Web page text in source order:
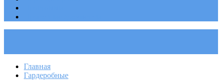
Главная
Гардеробные